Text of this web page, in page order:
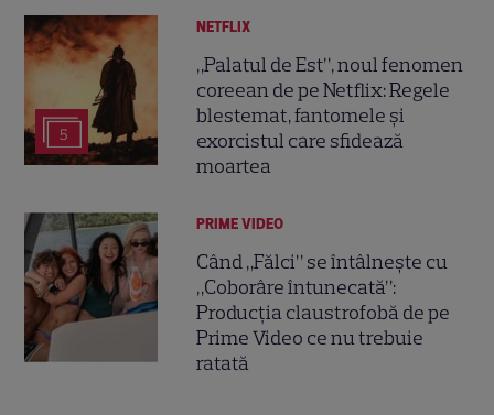
5
NETFLIX
„Palatul de Est”, noul fenomen
coreean de pe Netflix: Regele
blestemat, fantomele și
exorcistul care sfidează
moartea
PRIME VIDEO
Când „Fălci” se întâlnește cu
„Coborâre întunecată”:
Producția claustrofobă de pe
Prime Video ce nu trebuie
ratată